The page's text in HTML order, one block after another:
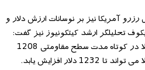
آمریکا نیز بر نوسانات ارزش دلار و
تحلیلگر ارشد کیتکونیوز نیز گفت:
این احتمال وجود دارد که قیمت طلا در کوتاه مدت سطح مقاومتی 1208
افزایش یابد.